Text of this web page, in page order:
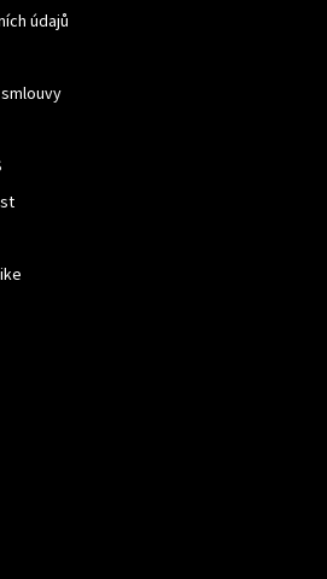
údajů